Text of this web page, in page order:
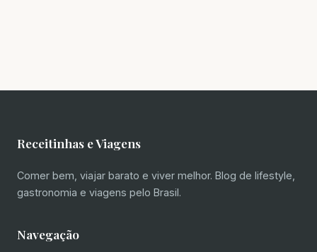
Receitinhas e Viagens
Comer bem, viajar barato e viver melhor. Blog de lifestyle,
gastronomia e viagens pelo Brasil.
Navegação